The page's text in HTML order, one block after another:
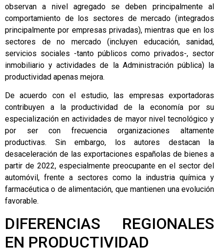
observan a nivel agregado se deben principalmente al
comportamiento de los sectores de mercado (integrados
principalmente por empresas privadas), mientras que en los
sectores de no mercado (incluyen educación, sanidad,
servicios sociales -tanto públicos como privados-, sector
inmobiliario y actividades de la Administración pública) la
productividad apenas mejora.
De acuerdo con el estudio, las empresas exportadoras
contribuyen a la productividad de la economía por su
especialización en actividades de mayor nivel tecnológico y
por ser con frecuencia organizaciones altamente
productivas. Sin embargo, los autores destacan la
desaceleración de las exportaciones españolas de bienes a
partir de 2022, especialmente preocupante en el sector del
automóvil, frente a sectores como la industria química y
farmacéutica o de alimentación, que mantienen una evolución
favorable.
DIFERENCIAS REGIONALES
EN PRODUCTIVIDAD